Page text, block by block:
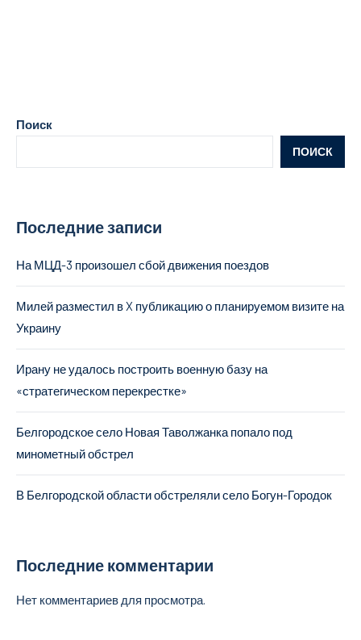
Поиск
ПОИСК
Последние записи
На МЦД-3 произошел сбой движения поездов
Милей разместил в X публикацию о планируемом визите на
Украину
Ирану не удалось построить военную базу на
«стратегическом перекрестке»
Белгородское село Новая Таволжанка попало под
минометный обстрел
В Белгородской области обстреляли село Богун-Городок
Последние комментарии
Нет комментариев для просмотра.